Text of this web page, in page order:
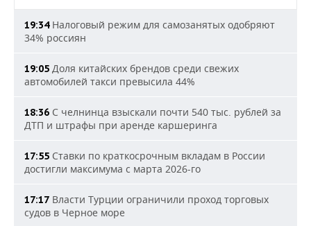
19:34Налоговый режим для самозанятых одобряют
34% россиян
19:05 Доля китайских брендов среди свежих
автомобилей такси превысила 44%
18:36 С челнинца взыскали почти 540 тыс. рублей за
ДТП и штрафы при аренде каршеринга
17:55 Ставки по краткосрочным вкладам в России
достигли максимума с марта 2026-го
17:17 Власти Турции ограничили проход торговых
судов в Черное море